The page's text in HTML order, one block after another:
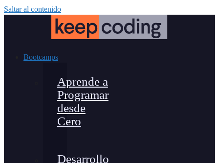
Saltar al contenido
Bootcamps
Aprende a
Programar
desde
Cero
Desarrollo